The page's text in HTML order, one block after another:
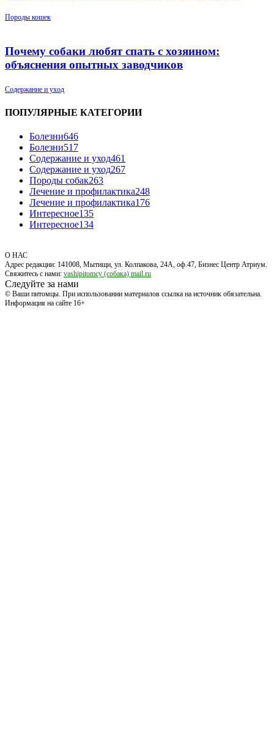
Породы кошек
Почему собаки любят спать с хозяином:
объяснения опытных заводчиков
Содержание и уход
ПОПУЛЯРНЫЕ КАТЕГОРИИ
Болезни646
Болезни517
Содержание и уход461
Содержание и уход267
Породы собак263
Лечение и профилактика248
Лечение и профилактика176
Интересное135
Интересное134
О НАС
Адрес редакции: 141008, Мытищи, ул. Колпакова, 24А, оф.47, Бизнес Центр Атриум.
Свяжитесь с нами: vashipitomcy (собака) mail.ru
Следуйте за нами
© Ваши питомцы. При использовании материалов ссылка на источник обязательна.
Информация на сайте 16+